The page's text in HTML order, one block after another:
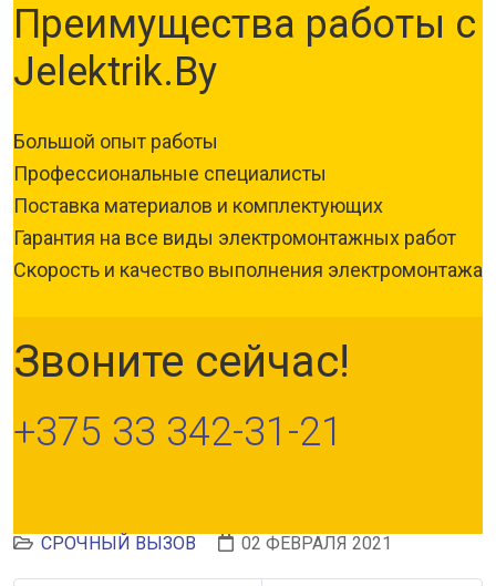
Преимущества работы с
Jelektrik.By
Большой опыт работы
Профессиональные специалисты
Поставка материалов и комплектующих
Гарантия на все виды электромонтажных работ
Скорость и качество выполнения электромонтажа
Звоните сейчас!
+375 33 342-31-21
СРОЧНЫЙ ВЫЗОВ 02 ФЕВРАЛЯ 2021